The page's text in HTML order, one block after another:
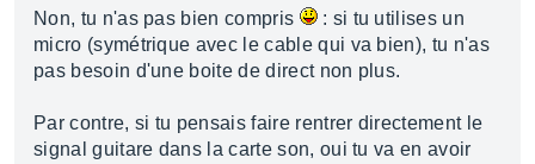
Non, tu n'as pas bien compris
: si tu utilises un
micro (symétrique avec le cable qui va bien), tu n'as
pas besoin d'une boite de direct non plus.
Par contre, si tu pensais faire rentrer directement le
signal guitare dans la carte son, oui tu va en avoir